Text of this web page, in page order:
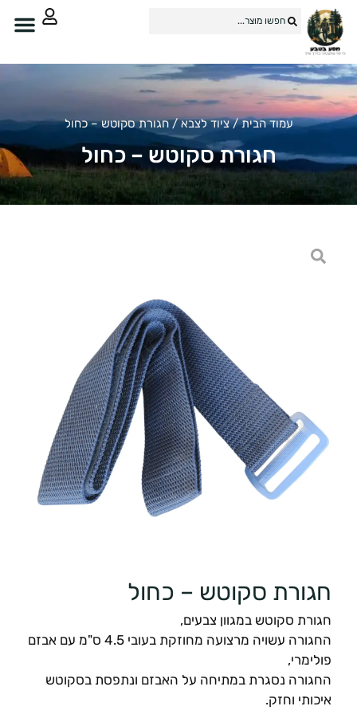
עמוד הבית/ציוד לצבא/ חגורת סקוטש – כחול
חגורת סקוטש – כחול
חגורת סקוטש – כחול
חגורת סקוטש במגוון צבעים,
החגורה עשויה מרצועה מחוזקת בעובי 4.5 ס"מ עם אבזם
פולימרי,
החגורה נסגרת במתיחה על האבזם ונתפסת בסקוטש
איכותי וחזק.